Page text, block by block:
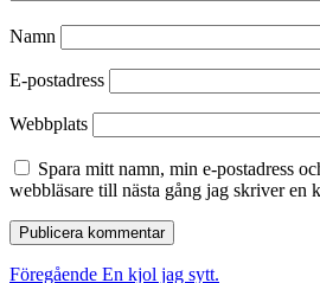
Namn
E-postadress
Webbplats
Spara mitt namn, min e-postadress
webbläsare till nästa gång jag skriver en
Föregående Föregående
En kjol jag sytt.